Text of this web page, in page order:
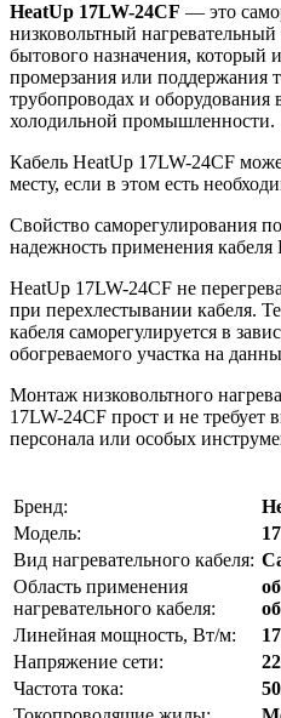
HeatUp 17LW-24CF — это
низковольтный
бытового назначения, который
промерзания или поддержания
трубопроводах и оборудования
холодильной промышленности.
Кабель HeatUp 17LW-24CF
месту, если в этом есть
Свойство саморегулирования
надежность применения кабеля
HeatUp 17LW-24CF не
при перехлестывании кабеля.
кабеля саморегулируется в
обогреваемого участка на
Монтаж низковольтного
17LW-24CF прост и не требует
персонала или особых
Бренд:
Модель:
Вид нагревательного кабеля:
Область применения
нагревательного кабеля:
Линейная мощность, Вт/м:
17
Напряжение сети:
Частота тока: